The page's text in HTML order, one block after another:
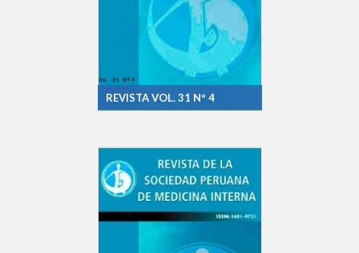
REVISTA VOL. 31 Nº 4